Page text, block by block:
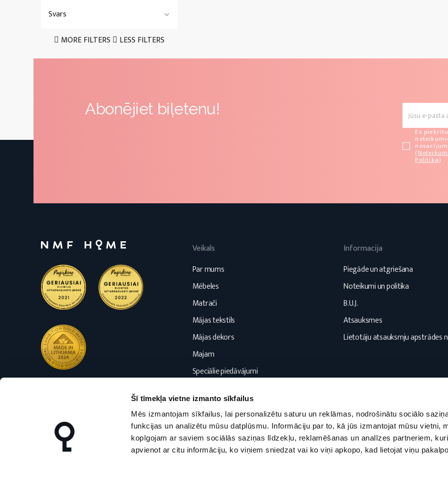
Šī tīmekļa vietne izmanto sīkfailus
Mēs izmantojam sīkfailus, lai personalizētu saturu un reklāmas, nodrošinātu sociālo
funkcijas un analizētu mūsu datplūsmu. Informāciju par to, kā jūs izmantojat mūsu vietni,
kopīgojam ar saviem sociālās saziņas līdzekļu, reklamēšanas un analīzes partneriem,
apvienot ar citu informāciju, ko viņiem sniedzat vai ko viņi apkopo, kad lietojat viņu
Svars
MORE FILTERS
LESS FILTERS
Abonējiet biļetenu!
Es piekrītu
(
Politika)
Veikals
Par mums
Mēbeles
Matrači
Mājas tekstils
Mājas dekors
Majam
Speciālie piedāvājumi
Informacija
Piegāde un atgriešana
Noteikumi un politika
B.U.J.
Atsauksmes
Lietotāju atsauksmju apstrādes